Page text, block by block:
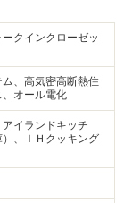
クインクローゼッ
、高気密高断熱住
オール電化
イランドキッチ
、ＩＨクッキング